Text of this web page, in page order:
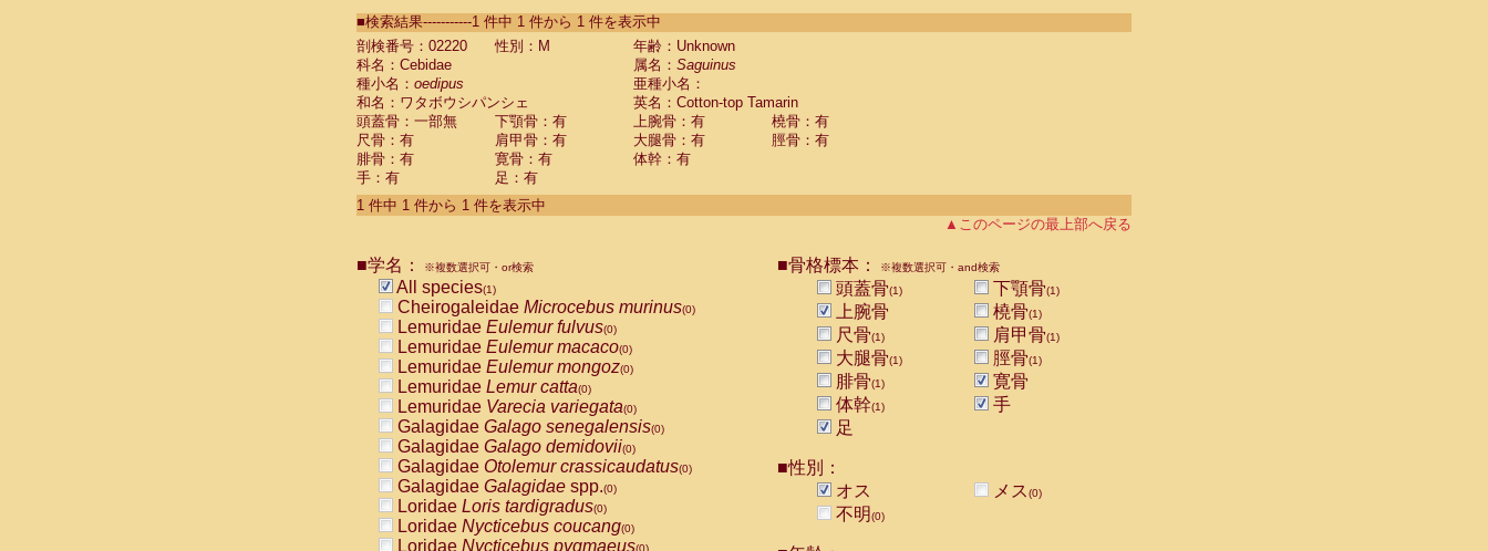
CebidaeSaguinus labiatus(0)
Cebidae Saguinus leucopus (0)
Cebidae
Cebidae
CebidaeSaguinus nigricollis (0)
Cebidae Saguinus oedipus
Cebidae Saguinus weddelli
Cebidae Saguinusspp.
Cebidae Aotus trivirgatus
Cebidae Cebus albifrons
CebidaeCebus nigrivittatus
CebidaeCebus
CebidaeSaimiri boliviensis(0)
CebidaeSaimiri sciureus(0)
AtelidaeAlouatta caraya(0)
AtelidaeAlouatta fusca(0)
AtelidaeAlouatta seniculus
AtelidaeAlouattaspp.(0)
AtelidaeAteles belzebuth(0)
AtelidaeAteles geoffroyi(0)
AtelidaeAteles paniscus(0)
AtelidaeAtelesspp.(0)
Atelidae Lagothrix lagothricha
AtelidaeLagothrix lagothricha cana
PitheciidaeCacajao calvus rubicundus
■検索結果-----------1 件中 1 件から 1 件を表示中
剖検番号：02220
性別：M
年齢：Unknown
科名：Cebidae
属名： Saguinus
種小名： oedipus
亜種小名：
和名：ワタボウシパンシェ
英名：Cotton-top Tamarin
頭蓋骨：一部無
下顎骨：有 上腕骨：有
橈骨：有
尺骨：有
肩甲骨：有 大腿骨：有
脛骨：有
腓骨：有
寛骨：有
体幹：有
手：有
足：有
1 件中 1 件から 1 件を表示中
▲このページの最上部へ戻る
■学名： ※複数選択可・or検索
All species(1)
Cheirogaleidae Microcebus murinus(0)
Lemuridae Eulemur fulvus(0)
Lemuridae Eulemur macaco(0)
Lemuridae Eulemur mongoz(0)
Lemuridae Lemur catta(0)
Lemuridae Varecia variegata(0)
Galagidae Galago senegalensis(0)
Galagidae Galago demidovii(0)
Galagidae Otolemur crassicaudatus(0)
Galagidae Galagidae spp.(0)
Loridae Loris tardigradus(0)
Loridae Nycticebus coucang(0)
Loridae Nycticebus pygmaeus(0)
■骨格標本： ※複数選択可・and検索
頭蓋骨(1) 下顎骨(1)
上腕骨 橈骨(1)
尺骨(1) 肩甲骨(1)
大腿骨(1) 脛骨(1)
腓骨(1)
寛骨
体幹(1)
手
足
■性別：
オス
メス(0)
不明(0)